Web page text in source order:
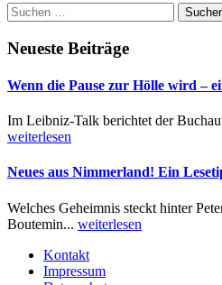
Suchen
nach:
Neueste Beiträge
Wenn die Pause zur Hölle wird –
Im Leibniz-Talk berichtet der
weiterlesen
Neues aus Nimmerland! Ein
Welches Geheimnis steckt hinter
Boutemin... weiterlesen
Kontakt
Impressum